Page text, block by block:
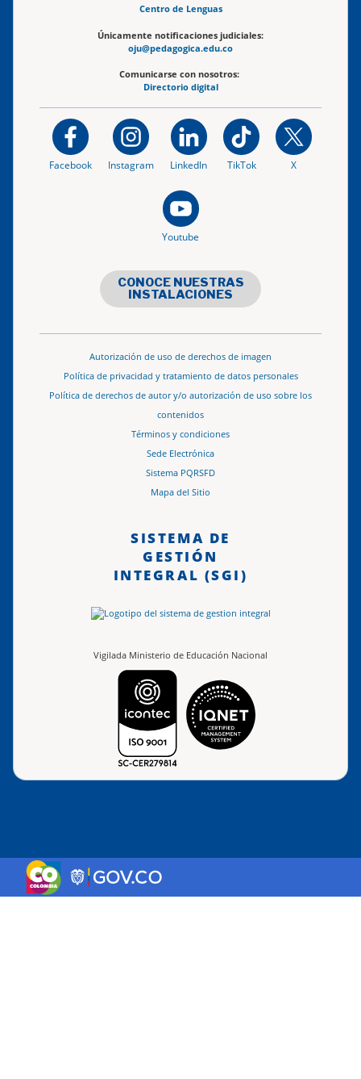
Centro de Lenguas
Únicamente notificaciones judiciales:
oju@pedagogica.edu.co
Comunicarse con nosotros:
Directorio digital
Facebook Instagram LinkedIn TikTok X
Youtube
CONOCE NUESTRAS
INSTALACIONES
Autorización de uso de derechos de imagen
Política de privacidad y tratamiento de datos personales
Política de derechos de autor y/o autorización de uso sobre los
contenidos
Términos y condiciones
Sede Electrónica
Sistema PQRSFD
Mapa del Sitio
SISTEMA DE
GESTIÓN
INTEGRAL (SGI)
Vigilada Ministerio de Educación Nacional